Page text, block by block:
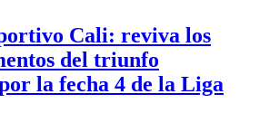
Cali: reviva los
del triunfo
la fecha 4 de la Liga